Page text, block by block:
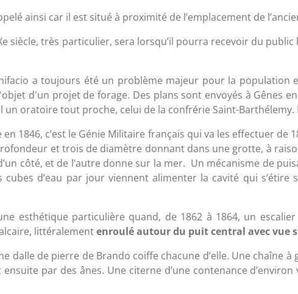
ainsi car il est situé à proximité de l’emplacement de
siècle, très particulier, sera lorsqu’il pourra recevoir du public
a toujours été un problème majeur pour la population
d'un projet de forage. Des plans sont envoyés à Gênes
oratoire tout proche, celui de la confrérie Saint-Barthélemy.
1846, c’est le Génie Militaire français qui va les effectuer de
et trois de diamètre donnant dans une grotte, à
côté, et de l’autre donne sur la mer. Un mécanisme de
d’eau par jour viennent alimenter la cavité qui s’étire
esthétique particulière quand, de 1862 à 1864, un
littéralementenroulé autour du puit central avec vue
dalle de pierre de Brando coiffe chacune d’elle. Une chaîne
par des ânes. Une citerne d’une contenance